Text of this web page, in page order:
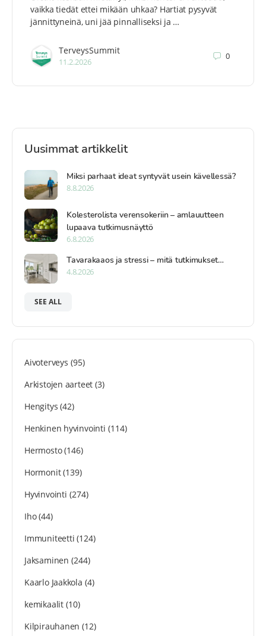
vaikka tiedät ettei mikään uhkaa? Hartiat pysyvät
jännittyneinä, uni jää pinnalliseksi ja …
TerveysSummit
11.2.2026
0
Uusimmat artikkelit
Miksi parhaat ideat syntyvät usein kävellessä?
8.8.2026
Kolesterolista verensokeriin – amlauutteen
lupaava tutkimusnäyttö
6.8.2026
Tavarakaaos ja stressi – mitä tutkimukset…
4.8.2026
SEE ALL
Aivoterveys (95)
Arkistojen aarteet (3)
Hengitys (42)
Henkinen hyvinvointi (114)
Hermosto(146)
Hormonit(139)
Hyvinvointi (274)
Iho(44)
Immuniteetti (124)
Jaksaminen (244)
Kaarlo Jaakkola (4)
kemikaalit(10)
Kilpirauhanen (12)